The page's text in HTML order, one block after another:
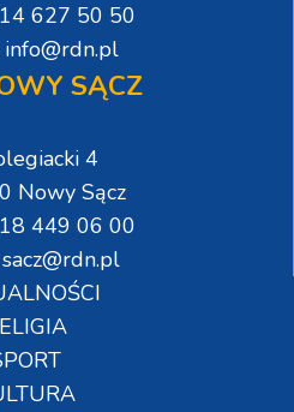
627 50 50
SĄCZ
4
Nowy Sącz
449 06 00